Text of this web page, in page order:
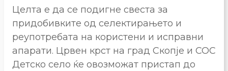
Целта е да се подигне свеста за
придобивките од селектирањето и
реупотребата на користени и исправни
апарати. Црвен крст на град Скопје и СОС
Детско село ќе овозможат пристап до